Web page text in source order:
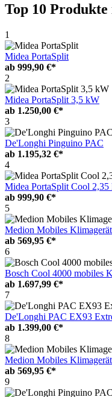
Top 10 Produkte
1
Midea PortaSplit
ab 999,90 €*
2
Midea PortaSplit 3,5 kW
ab 1.250,00 €*
3
De'Longhi Pinguino PAC
ab 1.195,32 €*
4
Midea PortaSplit Cool 2,35
ab 999,90 €*
5
Medion Mobiles
ab 569,95 €*
6
Bosch Cool 4000 mobiles
ab 1.697,99 €*
7
De'Longhi PAC EX93
ab 1.399,00 €*
8
Medion Mobiles
ab 569,95 €*
9